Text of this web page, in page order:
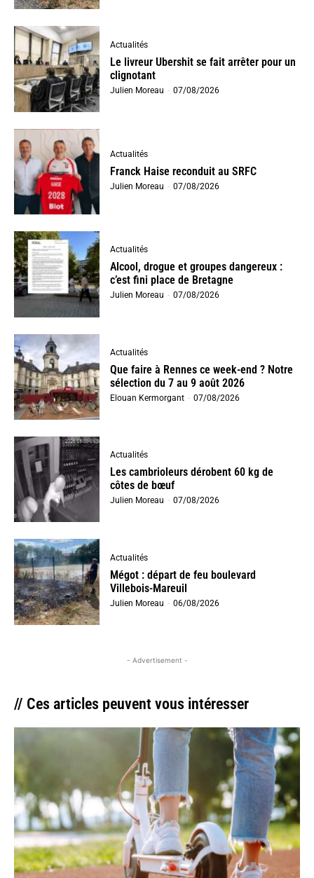
Actualités
Le livreur Ubershit se fait arrêter pour un
clignotant
Julien Moreau - 07/08/2026
Actualités
Franck Haise reconduit au SRFC
Julien Moreau - 07/08/2026
Actualités
Alcool, drogue et groupes dangereux :
c’est fini place de Bretagne
Julien Moreau - 07/08/2026
Actualités
Que faire à Rennes ce week-end ? Notre
sélection du 7 au 9 août 2026
Elouan Kermorgant - 07/08/2026
Actualités
Les cambrioleurs dérobent 60 kg de
côtes de bœuf
Julien Moreau - 07/08/2026
Actualités
Mégot : départ de feu boulevard
Villebois-Mareuil
Julien Moreau - 06/08/2026
- Advertisement -
// Ces articles peuvent vous intéresser